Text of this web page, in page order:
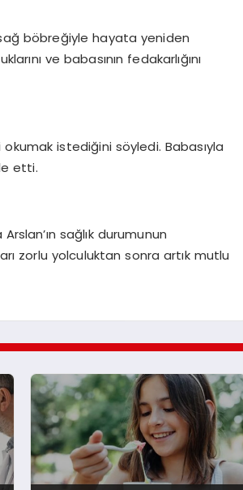
sağ böbreğiyle hayata yeniden
ve babasının fedakarlığını
okumak istediğini söyledi. Babasıyla
etti.
sağlık durumunun
zorlu yolculuktan sonra artık mutlu